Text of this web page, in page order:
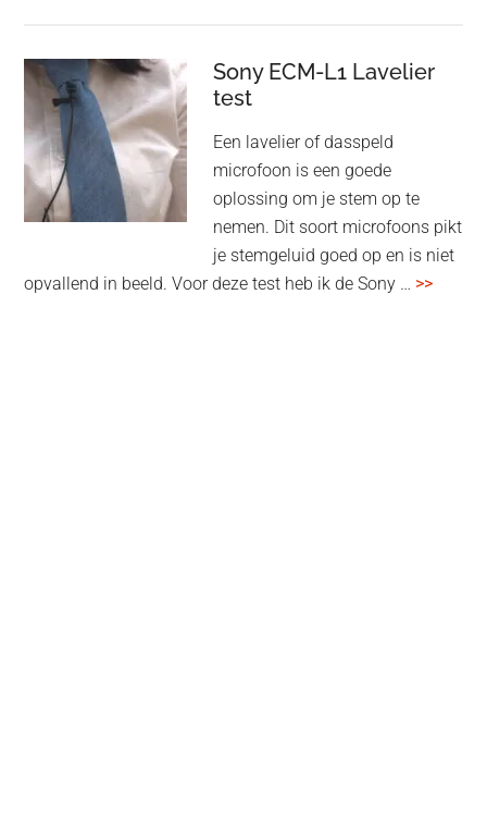
review
Sony ECM-L1 Lavelier
test
Een lavelier of dasspeld
microfoon is een goede
oplossing om je stem op te
nemen. Dit soort microfoons pikt
je stemgeluid goed op en is niet
opvallend in beeld. Voor deze test heb ik de Sony … >>